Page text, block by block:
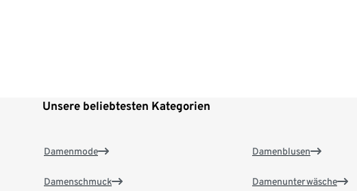
Unsere beliebtesten Kategorien
Damenmode
Damenschmuck
Damenblusen
Damenunterwäsche